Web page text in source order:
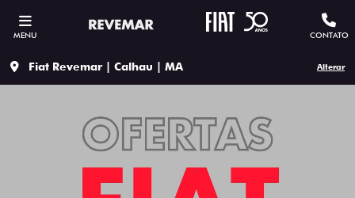
MENU CONTATO
Fiat Revemar | Calhau | MA Alterar